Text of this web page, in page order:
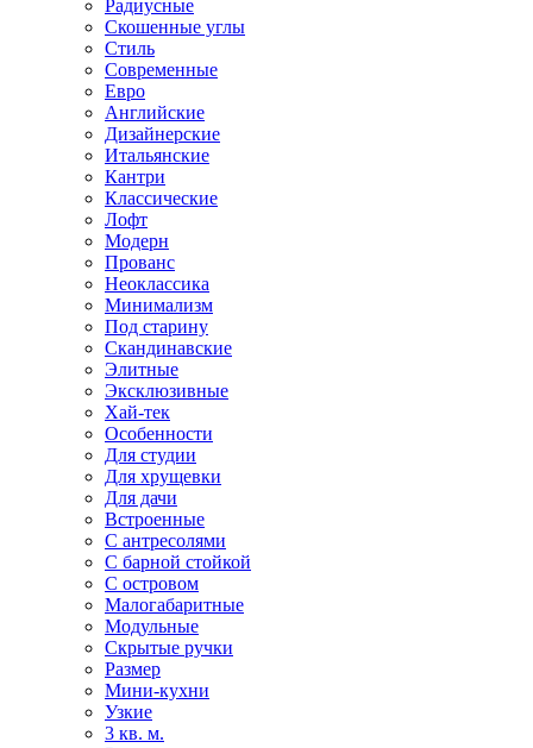
Радиусные
Скошенные углы
Стиль
Современные
Евро
Английские
Дизайнерские
Итальянские
Кантри
Классические
Лофт
Модерн
Прованс
Неоклассика
Минимализм
Под старину
Скандинавские
Элитные
Эксклюзивные
Хай-тек
Особенности
Для студии
Для хрущевки
Для дачи
Встроенные
С антресолями
С барной стойкой
С островом
Малогабаритные
Модульные
Скрытые ручки
Размер
Мини-кухни
Узкие
3 кв. м.